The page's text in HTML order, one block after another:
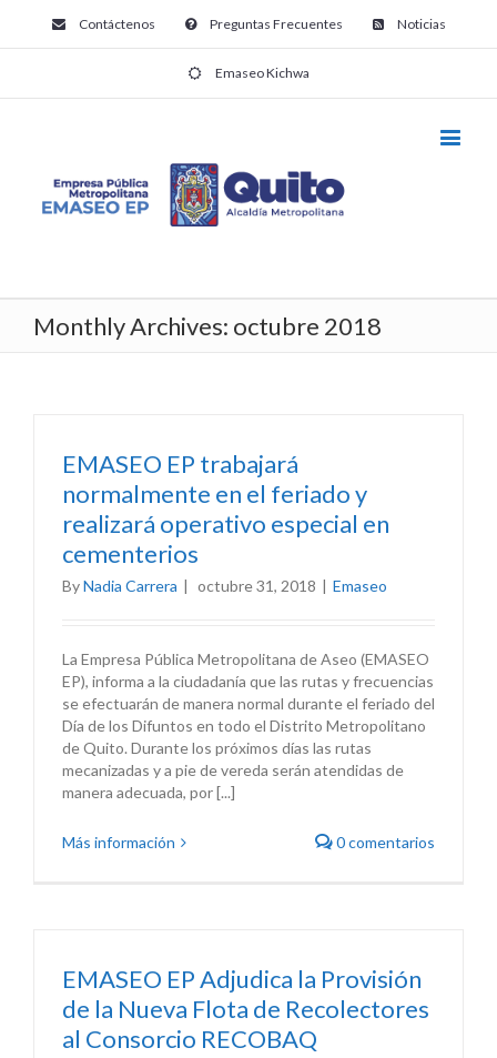
Contáctenos Preguntas Frecuentes Noticias
Emaseo Kichwa
Monthly Archives: octubre 2018
EMASEO EP trabajará
normalmente en el feriado y
realizará operativo especial en
cementerios
ByNadia Carrera | octubre 31, 2018 | Emaseo
La Empresa Pública Metropolitana de Aseo (EMASEO
EP), informa a la ciudadanía que las rutas y frecuencias
se efectuarán de manera normal durante el feriado del
Día de los Difuntos en todo el Distrito Metropolitano
de Quito. Durante los próximos días las rutas
mecanizadas y a pie de vereda serán atendidas de
manera adecuada, por [...]
Más información 0 comentarios
EMASEO EP Adjudica la Provisión
de la Nueva Flota de Recolectores
al Consorcio RECOBAQ